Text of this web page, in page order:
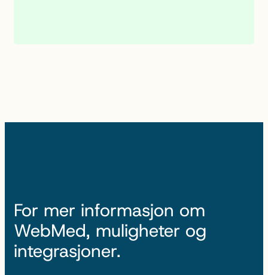
For mer informasjon om
WebMed, muligheter og
integrasjoner.